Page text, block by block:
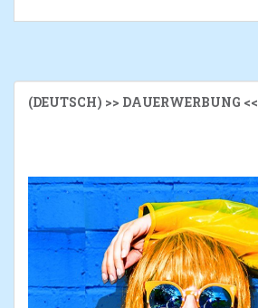
(DEUTSCH) >> DAUERWERBUNG <<